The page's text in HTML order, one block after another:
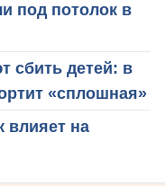
под потолок в
сбить детей: в
«сплошная»
влияет на